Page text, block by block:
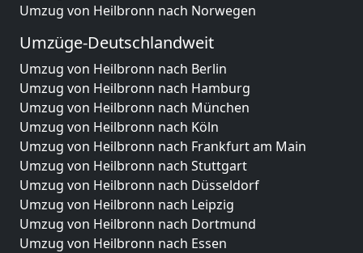
Umzug von Heilbronn nach Norwegen
Umzüge-Deutschlandweit
Umzug von Heilbronn nach Berlin
Umzug von Heilbronn nach Hamburg
Umzug von Heilbronn nach München
Umzug von Heilbronn nach Köln
Umzug von Heilbronn nach Frankfurt am Main
Umzug von Heilbronn nach Stuttgart
Umzug von Heilbronn nach Düsseldorf
Umzug von Heilbronn nach Leipzig
Umzug von Heilbronn nach Dortmund
Umzug von Heilbronn nach Essen